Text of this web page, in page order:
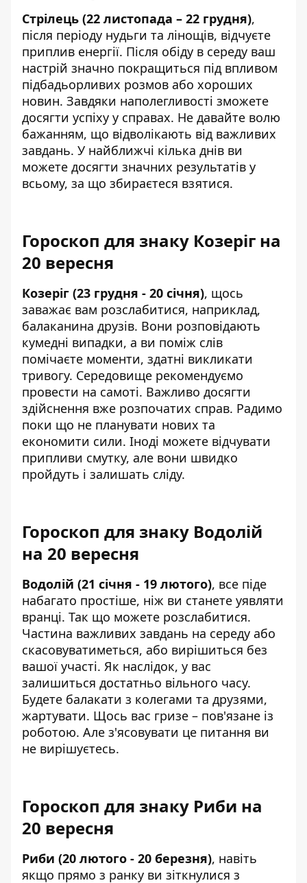
Стрілець (22 листопада – 22 грудня),
після періоду нудьги та лінощів, відчуєте
приплив енергії. Після обіду в середу ваш
настрій значно покращиться під впливом
підбадьорливих розмов або хороших
новин. Завдяки наполегливості зможете
досягти успіху у справах. Не давайте волю
бажанням, що відволікають від важливих
завдань. У найближчі кілька днів ви
можете досягти значних результатів у
всьому, за що збираєтеся взятися.
Гороскоп для знаку Козеріг на
20 вересня
Козеріг (23 грудня - 20 січня), щось
заважає вам розслабитися, наприклад,
балаканина друзів. Вони розповідають
кумедні випадки, а ви поміж слів
помічаєте моменти, здатні викликати
тривогу. Середовище рекомендуємо
провести на самоті. Важливо досягти
здійснення вже розпочатих справ. Радимо
поки що не планувати нових та
економити сили. Іноді можете відчувати
припливи смутку, але вони швидко
пройдуть і залишать сліду.
Гороскоп для знаку Водолій
на 20 вересня
Водолій (21 січня - 19 лютого), все піде
набагато простіше, ніж ви станете уявляти
вранці. Так що можете розслабитися.
Частина важливих завдань на середу або
скасовуватиметься, або вирішиться без
вашої участі. Як наслідок, у вас
залишиться достатньо вільного часу.
Будете балакати з колегами та друзями,
жартувати. Щось вас гризе – пов'язане із
роботою. Але з'ясовувати це питання ви
не вирішуєтесь.
Гороскоп для знаку Риби на
20 вересня
Риби (20 лютого - 20 березня), навіть
якщо прямо з ранку ви зіткнулися з